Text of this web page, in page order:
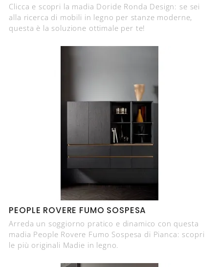
Clicca e scopri la madia Doride Ronda Design: se sei
alla ricerca di mobili in legno per stanze moderne,
questa è la soluzione ottimale per te!
PEOPLE ROVERE FUMO SOSPESA
Arreda un soggiorno pratico e dinamico con questa
madia People Rovere Fumo Sospesa di Pianca: scopri
le più originali Madie in legno.